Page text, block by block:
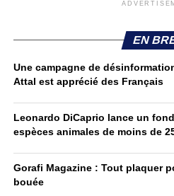
EN
Une campagne de
Attal est apprécié des Français
Leonardo DiCaprio lance un
espèces animales de moins de
Gorafi Magazine : Tout plaquer
bouée